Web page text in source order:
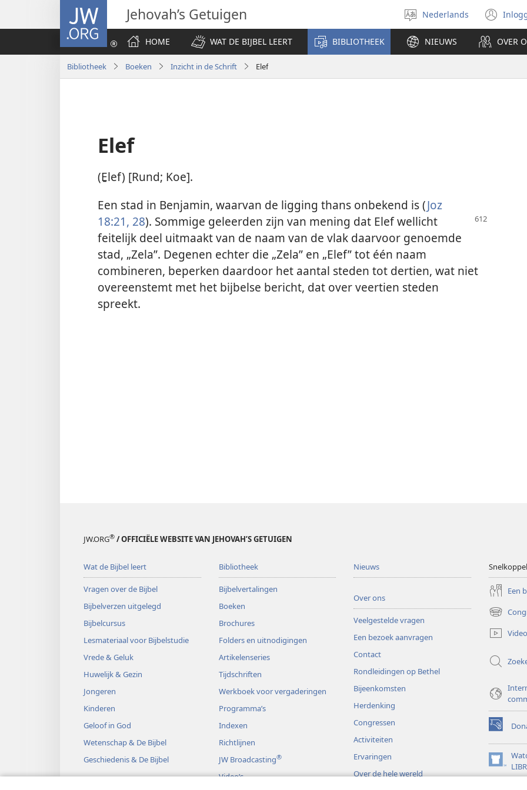
JW.ORG Jehovah’s Getuigen
Taal
selecteren
Nederlands
HOME
WAT DE BIJBEL LEERT BIBLIOTHEEK NIEUWS OVER
Bibliotheek Boeken Inzicht in de Schrift Elef
Elef
(E̱lef) [Rund; Koe].
Een stad in Benjamin, waarvan de ligging thans onbekend is (Joz
18:21, 28). Sommige geleerden zijn van mening dat Elef wellicht
feitelijk deel uitmaakt van de naam van de vlak daarvoor genoemde
stad, „Zela”. Degenen echter die „Zela” en „Elef” tot één naam
combineren, beperken daardoor het aantal steden tot dertien, wat niet
overeenstemt met het bijbelse bericht, dat over veertien steden
spreekt.
JW.ORG® / OFFICIËLE WEBSITE VAN JEHOVAH’S GETUIGEN
Wat de Bijbel leert
Vragen over de Bijbel
Bijbelverzen uitgelegd
Bijbelcursus
Lesmateriaal voor Bijbelstudie
Vrede & Geluk
Huwelijk & Gezin
Jongeren
Kinderen
Geloof in God
Wetenschap & De Bijbel
Geschiedenis & De Bijbel
Bibliotheek
Bijbelvertalingen
Boeken
Brochures
Folders en uitnodigingen
Artikelenseries
Tijdschriften
Werkboek voor vergaderingen
Programma’s
Indexen
Richtlijnen
JW Broadcasting®
Video’s
Nieuws
Over ons
Veelgestelde vragen
Een bezoek aanvragen
Contact
Rondleidingen op Bethel
Bijeenkomsten
Herdenking
Congressen
Activiteiten
Ervaringen
Over de hele wereld
Een
(opent
nieuw
venster)
(opent
nieuw
venster)
(opent
nieuw